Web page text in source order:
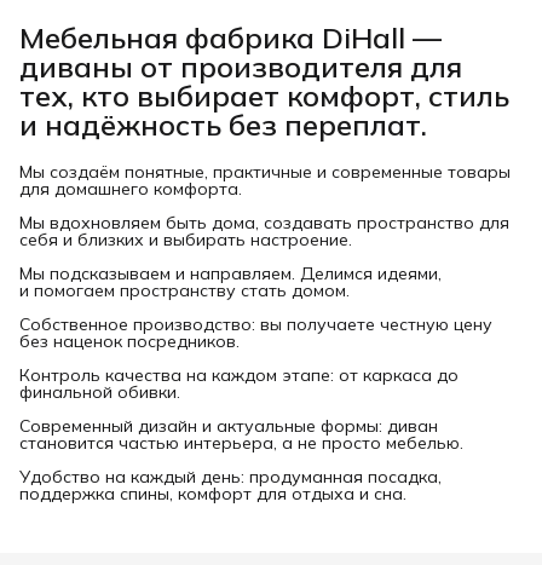
Мебельная фабрика DiHall —
диваны от производителя для
тех, кто выбирает комфорт, стиль
и надёжность без переплат.
Мы создаём понятные, практичные и современные товары
для домашнего комфорта.
Мы вдохновляем быть дома, создавать пространство для
себя и близких и выбирать настроение.
Мы подсказываем и направляем. Делимся идеями,
и помогаем пространству стать домом.
Собственное производство: вы получаете честную цену
без наценок посредников.
Контроль качества на каждом этапе: от каркаса до
финальной обивки.
Современный дизайн и актуальные формы: диван
становится частью интерьера, а не просто мебелью.
Удобство на каждый день: продуманная посадка,
поддержка спины, комфорт для отдыха и сна.